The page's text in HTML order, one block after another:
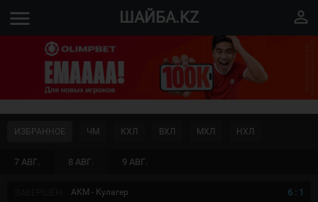
menu ШАЙБА.KZ perm_identity
7 АВГ. 8 АВГ. 9 АВГ.
ИЗБРАННОЕ ЧМ КХЛ ВХЛ МХЛ НХЛ
АКМ - Кулагер 6 : 1